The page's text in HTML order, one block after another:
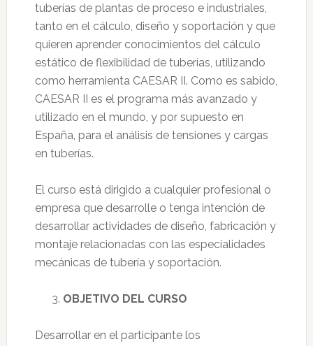
tuberías de plantas de proceso e industriales,
tanto en el cálculo, diseño y soportación y que
quieren aprender conocimientos del cálculo
estático de flexibilidad de tuberías, utilizando
como herramienta CAESAR II. Como es sabido,
CAESAR II es el programa más avanzado y
utilizado en el mundo, y por supuesto en
España, para el análisis de tensiones y cargas
en tuberías.
El curso está dirigido a cualquier profesional o
empresa que desarrolle o tenga intención de
desarrollar actividades de diseño, fabricación y
montaje relacionadas con las especialidades
mecánicas de tubería y soportación.
OBJETIVO DEL CURSO
Desarrollar en el participante los